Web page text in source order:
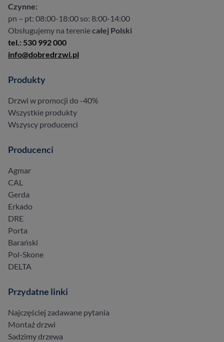
Czynne:
pn – pt: 08:00-18:00 so: 8:00-14:00
Obsługujemy na tereniecałej Polski
tel.: 530 992 000
info@dobredrzwi.pl
Produkty
Drzwi w promocji do -40%
Wszystkie produkty
Wszyscy producenci
Producenci
Agmar
CAL
Gerda
Erkado
DRE
Porta
Barański
Pol-Skone
DELTA
Przydatne linki
Najczęściej zadawane pytania
Montaż drzwi
Sadzimy drzewa